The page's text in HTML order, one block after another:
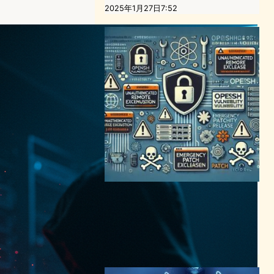
2025年1月27日7:52
OpenSSHに警告：未認証リ
モートコード実行の脆弱性発